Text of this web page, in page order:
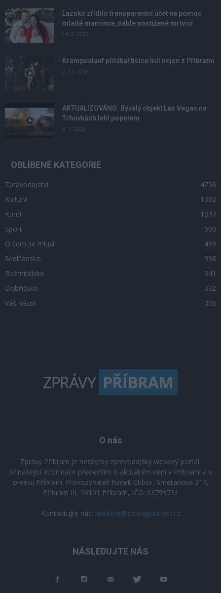
Lazsko zřídilo transparentní účet na pomoc
mladé mamince, náhle postižené mrtvicí
14. 2. 2023
Krampuslauf přilákal tisíce lidí nejen z Příbrami
2. 12. 2016
AKTUALIZOVÁNO: Bývalý objekt Las Vegas na
Trhovkách lehl popelem
8. 7. 2023
OBLÍBENÉ KATEGORIE
Zpravodajství
4756
Kultura
1302
Krimi
1047
Sport
500
O čem se mluví
469
Sedlčansko
398
Rožmitálsko
341
Dobříšsko
332
Váš názor
305
O nás
Zprávy Příbram je nezávislý zpravodajský webový portál,
přinášející informace především o aktuálním dění v Příbrami a v
okresu Příbram. Provozovatel: Radek Ctibor, Smetanova 317,
Příbram III, 26101 Příbram, IČO: 63799731
Kontaktujte nás: redakce@zpravypribram.cz
NÁSLEDUJTE NÁS